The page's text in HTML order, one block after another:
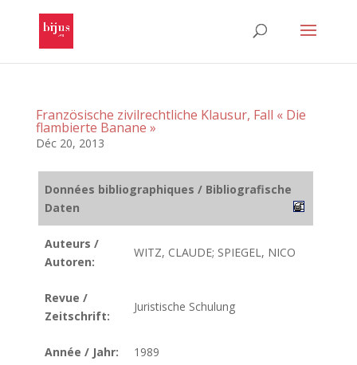
Französische zivilrechtliche Klausur, Fall « Die
flambierte Banane »
Déc 20, 2013
Données bibliographiques / Bibliografische
Daten
Auteurs /
Autoren:
WITZ, CLAUDE; SPIEGEL, NICO
Revue /
Zeitschrift:
Juristische Schulung
Année / Jahr: 1989